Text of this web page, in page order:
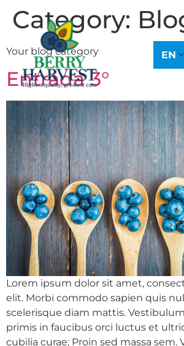
EN
Category:
Your blog category
Entrada 3°
Lorem ipsum dolor sit amet,
elit. Morbi commodo sapien quis
scelerisque diam mattis.
primis in faucibus orci luctus et
cubilia curae; Proin sed massa sem.